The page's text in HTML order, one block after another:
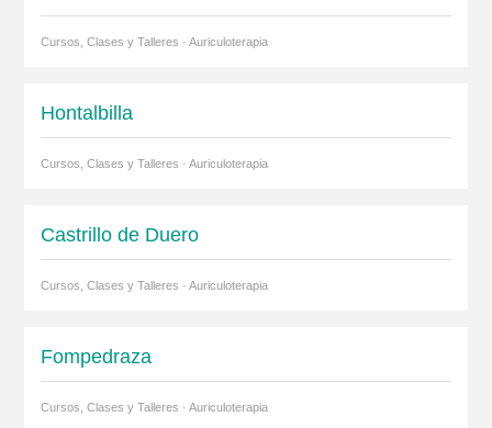
Cursos, Clases y Talleres · Auriculoterapia
Hontalbilla
Cursos, Clases y Talleres · Auriculoterapia
Castrillo de Duero
Cursos, Clases y Talleres · Auriculoterapia
Fompedraza
Cursos, Clases y Talleres · Auriculoterapia